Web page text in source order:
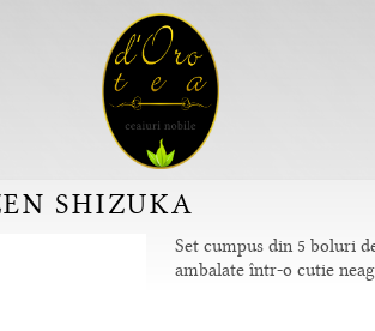
SHIZUKA
Set cumpus din 5 boluri
ambalate într-o cutie